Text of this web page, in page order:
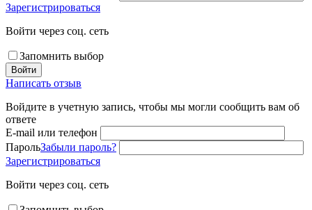
Зарегистрироваться
Войти через соц. сеть
Запомнить выбор
Войти
Написать отзыв
Войдите в учетную запись, чтобы мы могли сообщить вам об
ответе
E-mail или телефон
ПарольЗабыли пароль?
Зарегистрироваться
Войти через соц. сеть